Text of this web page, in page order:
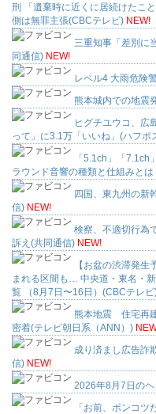
刑 「遺棄時に近くに居続けたこ
側は無罪主張(CBCテレビ) NEW!
三重知事「差別に
同通信) NEW!
レベル4 大雨危険
熊本城内での地震
ヒグチユウコ、広
って」に3.1万「いいね」(ハフポ
「5.1ch」「
ラウンド音響の種類と仕組みとは
四国、東九州の新
信) NEW!
検察、不適切行為
訴え(共同通信) NEW!
【お盆の渋滞発
まれる区間も… 中央道・東名・
覧 （8月7日〜16日）(CBCテレビ
熊本地震 住宅再
密着(テレビ朝日系（ANN）)
成り済まし広告詐
信) NEW!
2026年8月7日の
「お前、ポンコ